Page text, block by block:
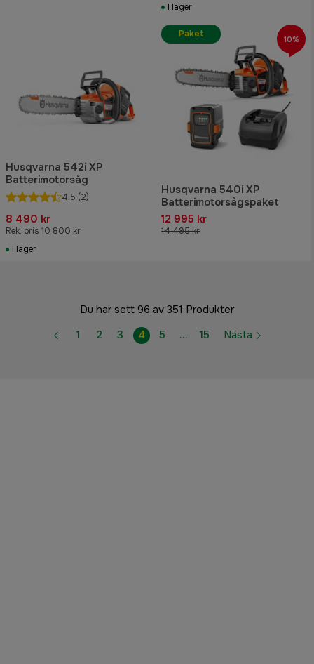
I lager
Husqvarna 542i XP
Batterimotorsåg
4.5 (2)
8 490 kr
Rek. pris 10 800 kr
I lager
Husqvarna 540i XP
Batterimotorsågspaket
12 995 kr
14 495 kr
Paket 10%
Du har sett 96 av 351 Produkter
1
2 3 4 5 … 15 Nästa